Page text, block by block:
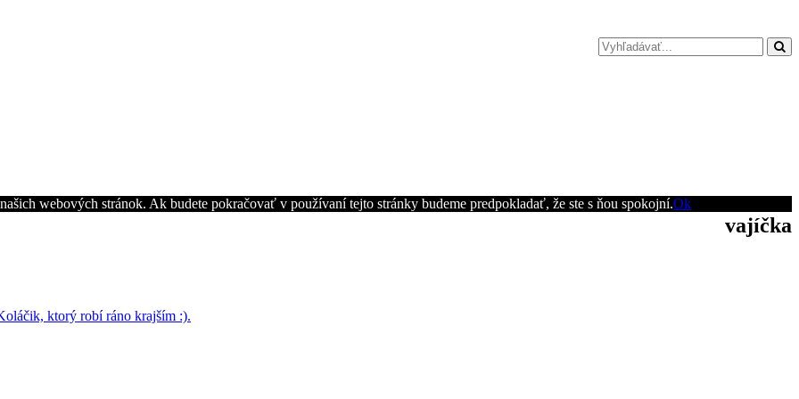
vajíčka
ktorý robí ráno krajším :).
webových stránok. Ak budete pokračovať v používaní tejto stránky budeme predpokladať, že ste s ňou spokojní.Ok